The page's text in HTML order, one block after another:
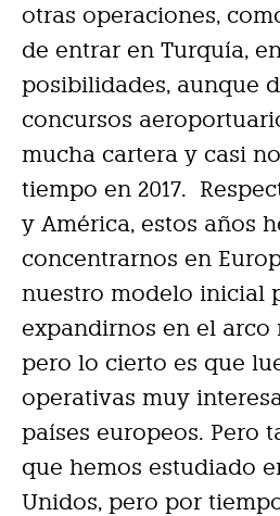
otras operaciones,
de entrar en Turquía,
posibilidades, aunque
concursos
mucha cartera y casi
tiempo en 2017.
y América, estos años
concentrarnos en
nuestro modelo inicial
expandirnos en el arco
pero lo cierto es que
operativas muy
países europeos. Pero
que hemos estudiado
Unidos, pero por